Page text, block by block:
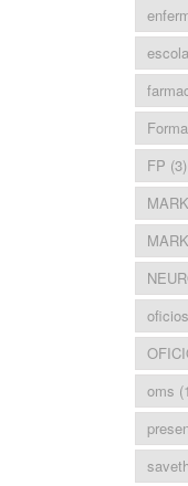
FP (3)
oficios
oms